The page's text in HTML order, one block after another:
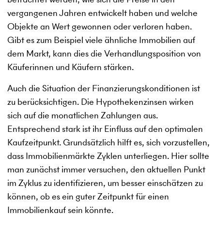
vergangenen Jahren entwickelt haben und welche
Objekte an Wert gewonnen oder verloren haben.
Gibt es zum Beispiel viele ähnliche Immobilien auf
dem Markt, kann dies die Verhandlungsposition von
Käuferinnen und Käufern stärken.
Auch die Situation der Finanzierungskonditionen ist
zu berücksichtigen. Die Hypothekenzinsen wirken
sich auf die monatlichen Zahlungen aus.
Entsprechend stark ist ihr Einfluss auf den optimalen
Kaufzeitpunkt. Grundsätzlich hilft es, sich vorzustellen,
dass Immobilienmärkte Zyklen unterliegen. Hier sollte
man zunächst immer versuchen, den aktuellen Punkt
im Zyklus zu identifizieren, um besser einschätzen zu
können, ob es ein guter Zeitpunkt für einen
Immobilienkauf sein könnte.